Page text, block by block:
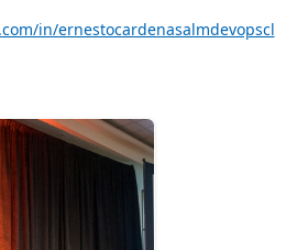
in/ernestocardenasalmdevopscl